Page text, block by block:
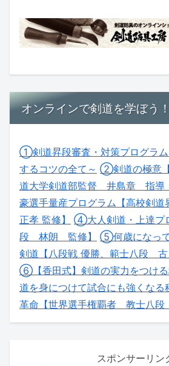
オンラインで剣道を学ぼう！
①剣道昇段審査・対策プログラ
するコツの全て～ ②剣道の極意
道大学剣道部監督 井島章 指導
豪選手量産プログラム【高校剣
正孝 監修】
④大人剣道・上達プ
段 林朗 監修】
⑤何歳になっ
剣道【八段戦 優勝、範士八段
⑥【香田式】剣道の実力をつけ
道を身につけて試合にも強くなる
革命【世界選手権覇者 教士八
スポンサーリン